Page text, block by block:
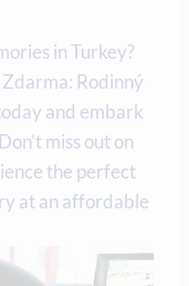
in Turkey?
Rodinný
and embark
miss out on
the perfect
at an affordable